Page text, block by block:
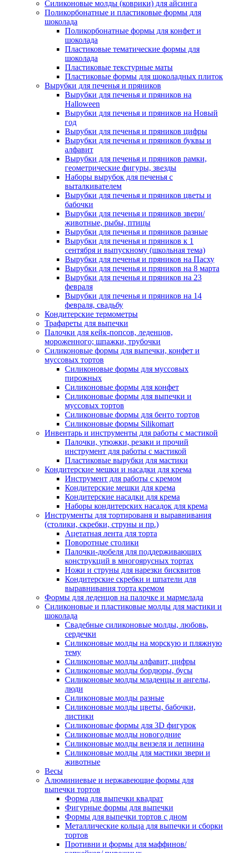
Силиконовые молды (коврики) для айсинга
Поликорбонатные и пластиковые формы для
шоколада
Поликорбонатные формы для конфет и
шоколада
Пластиковые тематические формы для
шоколада
Пластиковые текстурные маты
Пластиковые формы для шоколадных плиток
Вырубки для печенья и пряников
Вырубки для печенья и пряников на
Halloween
Вырубки для печенья и пряников на Новый
год
Вырубки для печенья и пряников цифры
Вырубки для печенья и пряников буквы и
алфавит
Вырубки для печенья и пряников рамки,
геометрические фигуры, звезды
Наборы вырубок для печенья с
выталкивателем
Вырубки для печенья и пряников цветы и
бабочки
Вырубки для печенья и пряников звери/
животные, рыбы, птицы
Вырубки для печенья и пряников разные
Вырубки для печенья и пряников к 1
сентября и выпускному (школьная тема)
Вырубки для печенья и пряников на Пасху
Вырубки для печенья и пряников на 8 марта
Вырубки для печенья и пряников на 23
февраля
Вырубки для печенья и пряников на 14
февраля, свадьбу
Кондитерские термометры
Трафареты для выпечки
Палочки для кейк-попсов, леденцов,
мороженного; шпажки, трубочки
Силиконовые формы для выпечки, конфет и
муссовых тортов
Силиконовые формы для муссовых
пирожных
Силиконовые формы для конфет
Силиконовые формы для выпечки и
муссовых тортов
Силиконовые формы для бенто тортов
Силиконовые формы Silikomart
Инвентарь и инструменты для работы с мастикой
Палочки, утюжки, резаки и прочий
инструмент для работы с мастикой
Пластиковые вырубки для мастики
Кондитерские мешки и насадки для крема
Инструмент для работы с кремом
Кондитерские мешки для крема
Кондитерские насадки для крема
Наборы кондитерских насадок для крема
Инструменты для тортированя и выравнивания
(столики, скребки, струны и пр.)
Ацетатная лента для торта
Поворотные столики
Палочки-дюбеля для поддерживающих
конструкций в многоярусных тортах
Ножи и струны для нарезки бисквитов
Кондитерские скребки и шпатели для
выравнивания торта кремом
Формы для леденцов на палочке и мармелада
Силиконовые и пластиковые молды для мастики и
шоколада
Свадебные силиконовые молды, любовь,
сердечки
Силиконовые молды на морскую и пляжную
тему
Силиконовые молды алфавит, цифры
Силиконовые молды бордюры, бусы
Силиконовые молды младенцы и ангелы,
люди
Силиконовые молды разные
Силиконовые молды цветы, бабочки,
листики
Силиконовые формы для 3D фигурок
Силиконовые молды новогодние
Силиконовые молды вензеля и лепнина
Силиконовые молды для мастики звери и
животные
Весы
Алюминиевые и нержавеющие формы для
выпечки тортов
Форма для выпечки квадрат
Фигурные формы для выпечки
Формы для выпечки тортов с дном
Металлические кольца для выпечки и сборки
тортов
Противни и формы для маффинов/